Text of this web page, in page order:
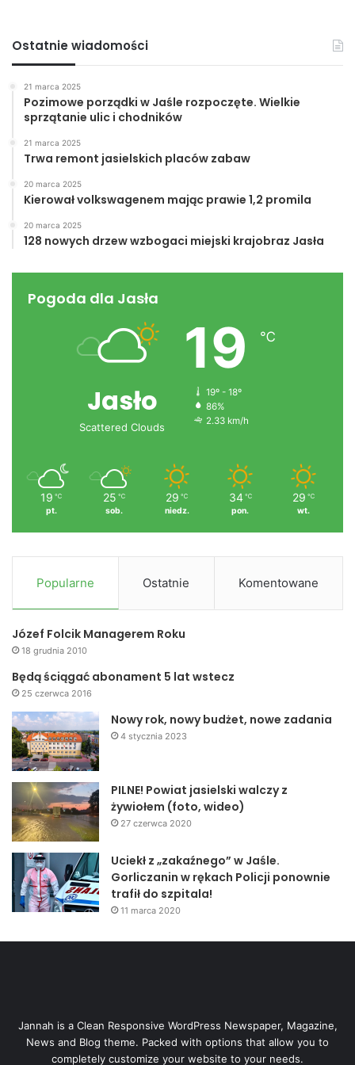
judo, Gimnazjum nr 1 Jasło, ZS Trzcinica i JKS CZARNI
Sponsorami Festiwalu są: Urząd Miasta Jasła, Urząd
Marszałkowski Województwa Podkarpackiego, POLWAX
S.A., Grupa LOTOS, WYSOWIANKA Naturalna Woda
Mineralna, FH DOMICELA Sp. z o.o., Zakład Rafineryjny
Jasło Sp. z o.o., Drukarnia TEGEL, MGM Reklamy, Guardi,
MOSiR Jasło, SOLKJAS, SKAT-POL, Jarkomet, POLONEA,
EKOMAX, Petrosoft.pl Technologie Informatyczne Sp. z
o.o., Kawiarenka GRUBCIO, Bank Pekao, PIKUŁA Jasło,
Szczegółowe informacje o Festiwalu na oficjalnym
festiwal Jasło miasto
Ostatnie wiadomości
21 marca 2025
Pozimowe porządki w Jaśle rozpoczęte. Wielkie
sprzątanie ulic i chodników
21 marca 2025
Trwa remont jasielskich placów zabaw
20 marca 2025
Kierował volkswagenem mając prawie 1,2 promila
20 marca 2025
128 nowych drzew wzbogaci miejski krajobraz Jasła
Pogoda dla Jasła
Jasło
Scattered Clouds
19 ℃
19º - 18º
86%
2.33 km/h
19 ℃
pt.
25 ℃
sob.
29 ℃
niedz.
34 ℃
pon.
29 ℃
wt.
Popularne Ostatnie Komentowane
Józef Folcik Managerem Roku
18 grudnia 2010
Będą ściągać abonament 5 lat wstecz
25 czerwca 2016
Nowy rok, nowy budżet, nowe zadania
4 stycznia 2023
PILNE! Powiat jasielski walczy z
żywiołem (foto, wideo)
27 czerwca 2020
Uciekł z „zakaźnego” w Jaśle.
Gorliczanin w rękach Policji ponownie
trafił do szpitala!
11 marca 2020
Jannah is a Clean Responsive WordPress Newspaper, Magazine,
News and Blog theme. Packed with options that allow you to
completely customize your website to your needs.